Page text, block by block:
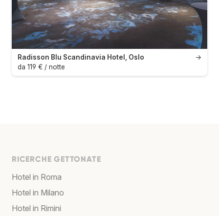
→
Radisson Blu Scandinavia Hotel, Oslo
da 119 € / notte
RICERCHE GETTONATE
Hotel in Roma
Hotel in Milano
Hotel in Rimini